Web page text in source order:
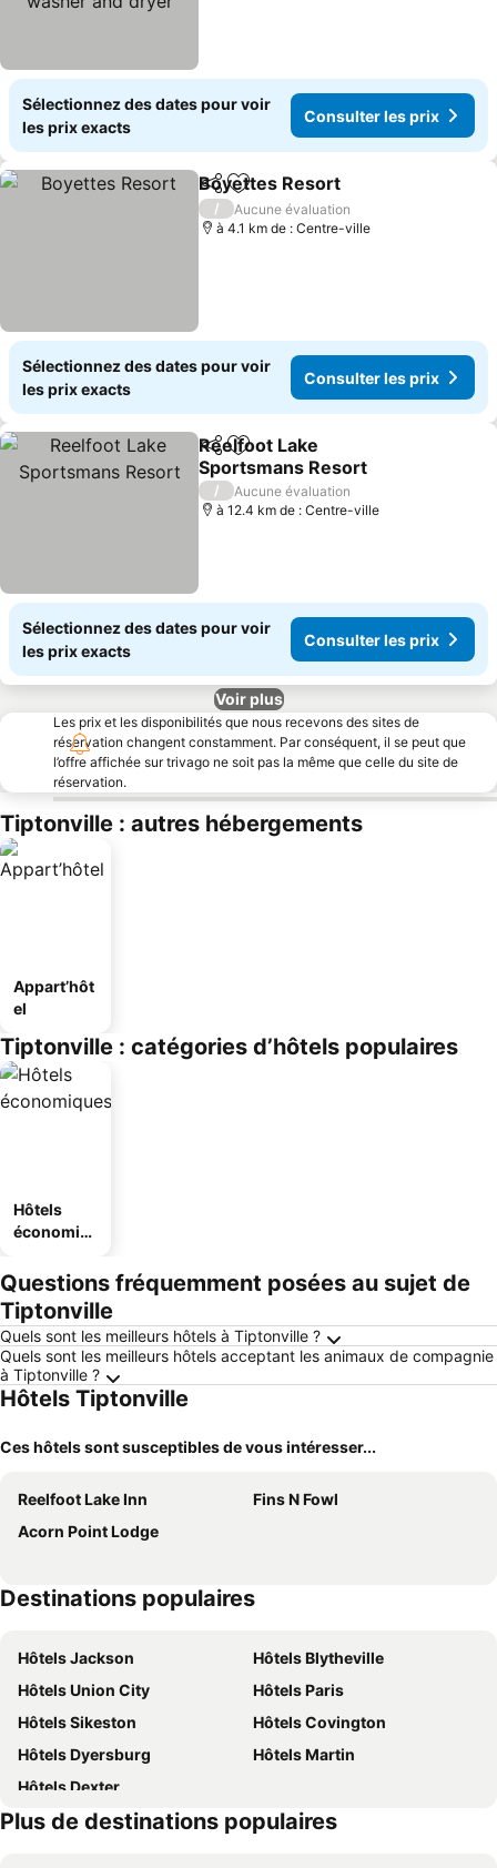
Sélectionnez des dates pour voir
les prix exacts
Consulter les prix
PartagerAjouter à mes favoris
Boyettes Resort
/
Aucune évaluation
à 4.1 km de : Centre-ville
Sélectionnez des dates pour voir
les prix exacts
Consulter les prix
PartagerAjouter à mes favoris
Reelfoot Lake
Sportsmans Resort
/
Aucune évaluation
à 12.4 km de : Centre-ville
Sélectionnez des dates pour voir
les prix exacts
Consulter les prix
Voir plus
Les prix et les disponibilités que nous recevons des sites de
réservation changent constamment. Par conséquent, il se peut que
l’offre affichée sur trivago ne soit pas la même que celle du site de
réservation.
Tiptonville : autres hébergements
Appart’hôt
el
Tiptonville : catégories d’hôtels populaires
Hôtels
économiq
Questions fréquemment posées au sujet de
Tiptonville
Quels sont les meilleurs hôtels à Tiptonville ?
Quels sont les meilleurs hôtels acceptant les animaux de compagnie
à Tiptonville ?
Hôtels Tiptonville
Ces hôtels sont susceptibles de vous intéresser...
Reelfoot Lake Inn
Fins N Fowl
Acorn Point Lodge
Destinations populaires
Hôtels Jackson
Hôtels Blytheville
Hôtels Union City
Hôtels Paris
Hôtels Sikeston
Hôtels Covington
Hôtels Dyersburg
Hôtels Martin
Hôtels Dexter
Plus de destinations populaires